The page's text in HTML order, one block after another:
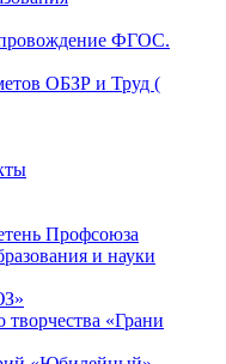
ФГОС.
ОБЗР и Труд (
Профсоюза
и науки
творчества «Грани